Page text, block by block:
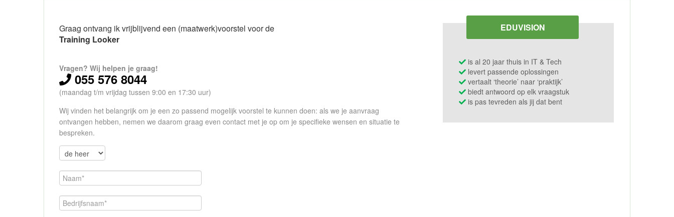
Graag ontvang ik vrijblijvend een (maatwerk)voorstel voor de
Training Looker
Vragen? Wij helpen je graag!
055 576 8044
(maandag t/m vrijdag tussen 9:00 en 17:30 uur)
Wij vinden het belangrijk om je een zo passend mogelijk voorstel te kunnen doen: als we je aanvraag
ontvangen hebben, nemen we daarom graag even contact met je op om je specifieke wensen en situatie te
bespreken.
EDUVISION
is al 20 jaar thuis in IT & Tech
levert passende oplossingen
vertaalt ‘theorie’ naar ‘praktijk’
biedt antwoord op elk vraagstuk
is pas tevreden als jij dat bent